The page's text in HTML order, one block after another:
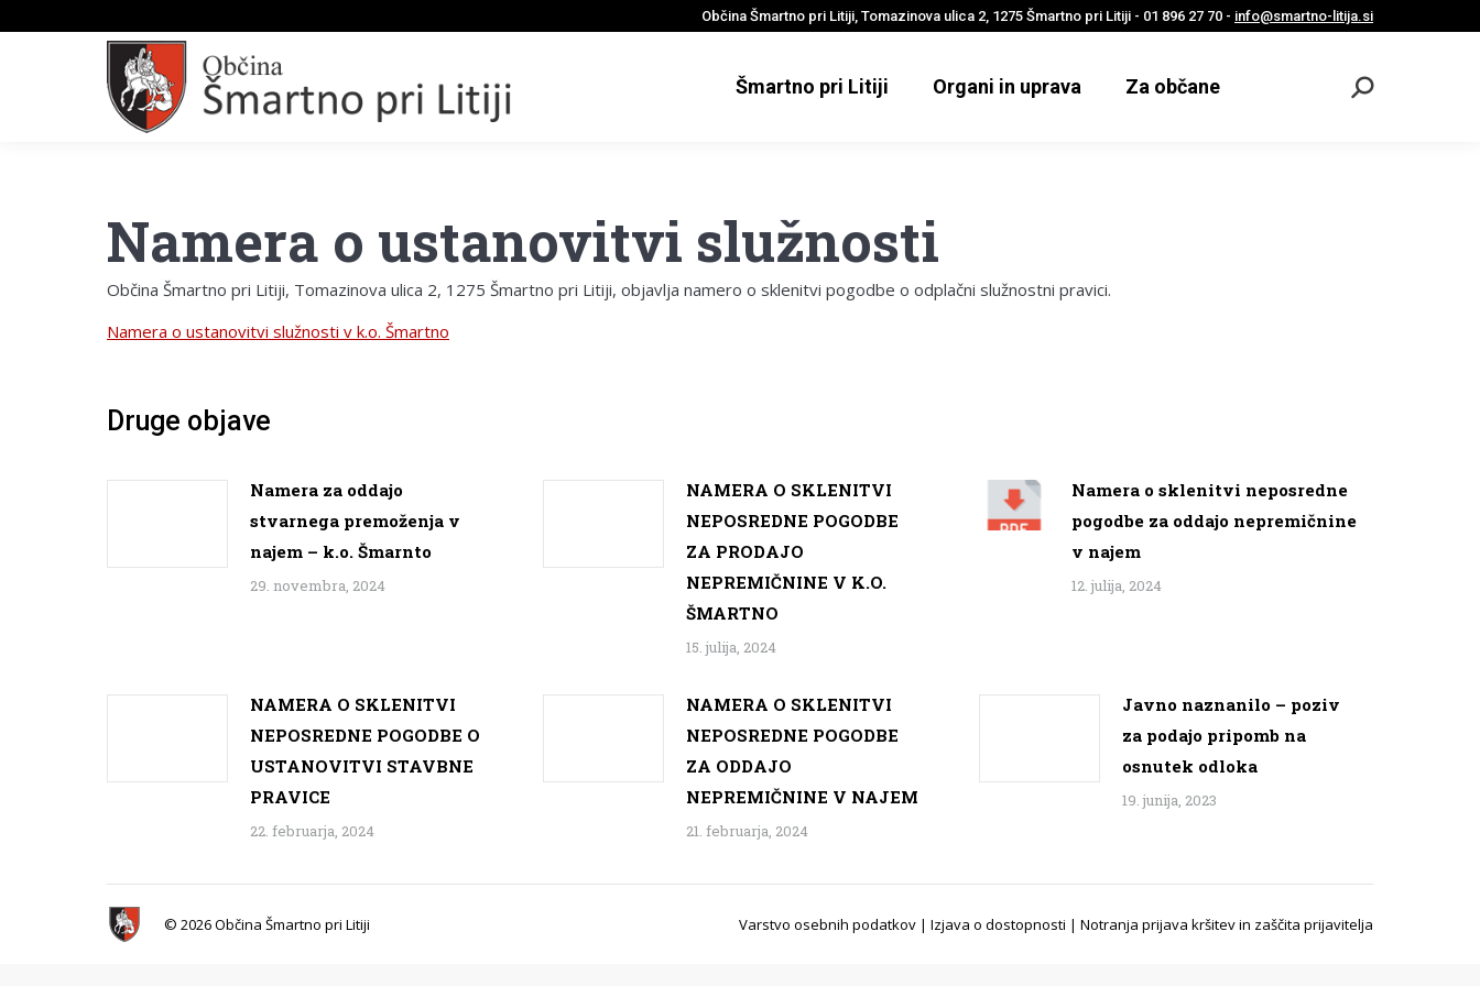
Občina Šmartno pri Litiji, Tomazinova ulica 2, 1275 Šmartno pri Litiji - 01 896 27 70 - info@smartno-litija.si
Šmartno pri Litiji Organi in uprava Za občane
Odpri
Namera o ustanovitvi služnosti
Občina Šmartno pri Litiji, Tomazinova ulica 2, 1275 Šmartno pri Litiji, objavlja namero o sklenitvi pogodbe o odplačni služnostni pravici.
Namera o ustanovitvi služnosti v k.o. Šmartno
Druge objave
Namera za oddajo
stvarnega premoženja v
najem – k.o. Šmarnto
29. novembra, 2024
NAMERA O SKLENITVI
NEPOSREDNE POGODBE
ZA PRODAJO
NEPREMIČNINE V K.O.
ŠMARTNO
15. julija, 2024
Namera o sklenitvi neposredne
pogodbe za oddajo nepremičnine
v najem
12. julija, 2024
NAMERA O SKLENITVI
NEPOSREDNE POGODBE O
USTANOVITVI STAVBNE
PRAVICE
22. februarja, 2024
NAMERA O SKLENITVI
NEPOSREDNE POGODBE
ZA ODDAJO
NEPREMIČNINE V NAJEM
21. februarja, 2024
Javno naznanilo – poziv
za podajo pripomb na
osnutek odloka
19. junija, 2023
© 2026 Občina Šmartno pri Litiji Varstvo osebnih podatkov | Izjava o dostopnosti | Notranja prijava kršitev in zaščita prijavitelja